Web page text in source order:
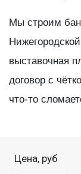
Мы строим
выставочная
договор с
что-то
Цена, руб